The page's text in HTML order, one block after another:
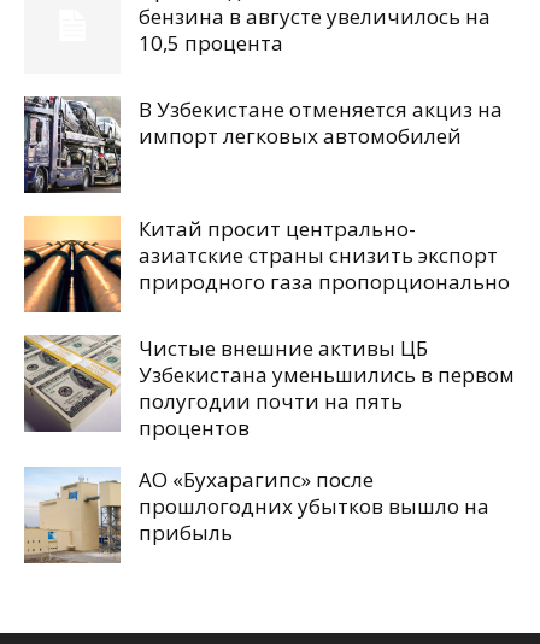
бензина в августе увеличилось на
10,5 процента
В Узбекистане отменяется акциз на
импорт легковых автомобилей
Китай просит центрально-
азиатские страны снизить экспорт
природного газа пропорционально
Чистые внешние активы ЦБ
Узбекистана уменьшились в первом
полугодии почти на пять
процентов
АО «Бухарагипс» после
прошлогодних убытков вышло на
прибыль